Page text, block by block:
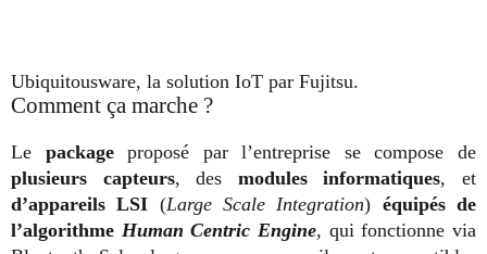
Ubiquitousware, la solution IoT par Fujitsu.
Comment ça marche ?
Le packageproposé par l’entreprise se compose de
plusieurs capteurs, des modules informatiques, et
d’appareils LSI (Large Scale Integration) équipés de
l’algorithme Human Centric Engine, qui fonctionne via